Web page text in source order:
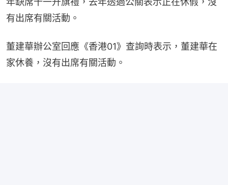
有出席有關活動。
董建華辦公室回應《香港01》查詢時表示，董建華在
家休養，沒有出席有關活動。